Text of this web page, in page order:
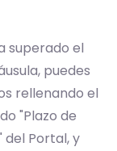
superado el
puedes
rellenando el
"Plazo de
del Portal, y